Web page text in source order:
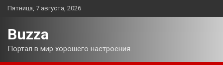
Перейти
Пятница, 7 августа, 2026
Buzza
Портал в мир хорошего настроения.